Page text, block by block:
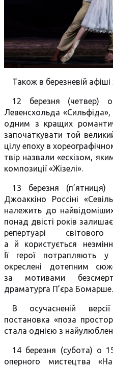
Також в березневій афіші
12 березня (четвер)
Левенсхольда
одним з кращих
започаткувати той
цілу епоху в
твір назвали «ескізом,
композиції «Жізелі».
13 березня
Джоаккіно Россіні
належить до
понад двісті років
репертуарі
а й користується
Її герої потрапляють у
окреслені дотепним
за мотивами
драматурга П’єра
В осучасненій
постановка «поза
стала однією з
14 березня (субота) о
оперного мистецтва